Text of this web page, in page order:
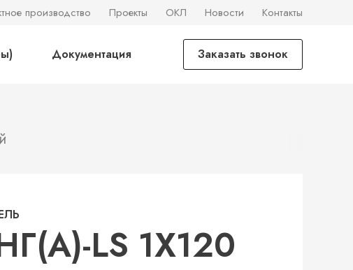
производство Проекты ОКЛ Новости Контакты
Документация Заказать звонок
LS 1Х120